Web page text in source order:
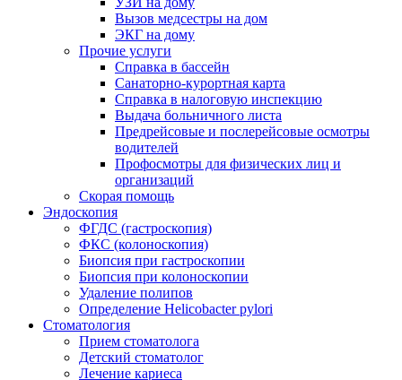
Вызов медсестры на дом
ЭКГ на дому
Прочие услуги
Справка в бассейн
Санаторно-курортная карта
Справка в налоговую инспекцию
Выдача больничного листа
Предрейсовые и послерейсовые осмотры
водителей
Профосмотры для физических лиц и
организаций
Скорая помощь
Эндоскопия
ФГДС (гастроскопия)
ФКС (колоноскопия)
Биопсия при гастроскопии
Биопсия при колоноскопии
Удаление полипов
Определение Helicobacter pylori
Стоматология
Прием стоматолога
Детский стоматолог
Лечение кариеса